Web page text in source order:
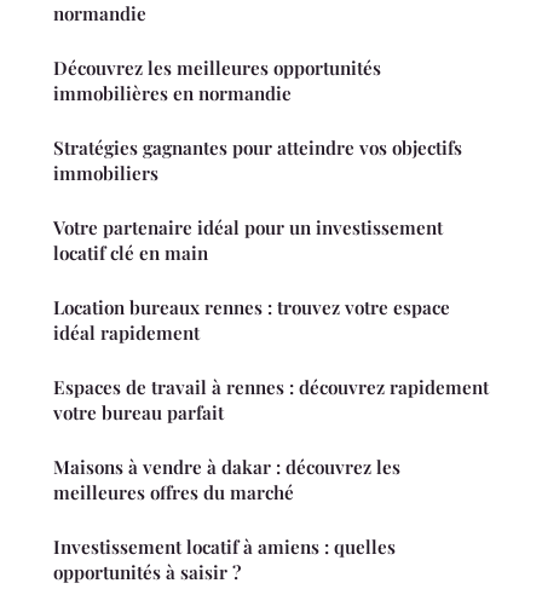
normandie
Découvrez les meilleures opportunités
immobilières en normandie
Stratégies gagnantes pour atteindre vos objectifs
immobiliers
Votre partenaire idéal pour un investissement
locatif clé en main
Location bureaux rennes : trouvez votre espace
idéal rapidement
Espaces de travail à rennes : découvrez rapidement
votre bureau parfait
Maisons à vendre à dakar : découvrez les
meilleures offres du marché
Investissement locatif à amiens : quelles
opportunités à saisir ?